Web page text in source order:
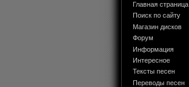
Главная страница
Поиск по сайту
Магазин дисков
Форум
Информация
Интересное
Тексты песен
Переводы песен